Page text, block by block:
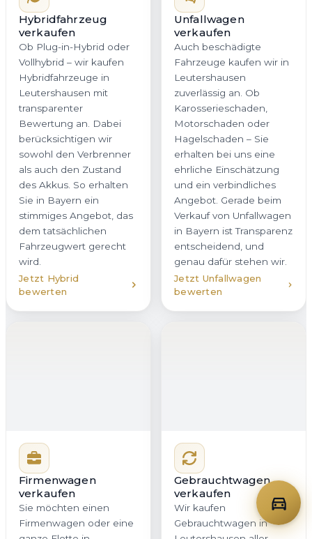
berücksichtigen wir
sowohl den Verbrenner
als auch den Zustand
des Akkus. So erhalten
Sie in Bayern ein
stimmiges Angebot, das
dem tatsächlichen
Fahrzeugwert gerecht
wird.
bewerten
Motorschaden oder
Hagelschaden – Sie
erhalten bei uns eine
ehrliche Einschätzung
und ein verbindliches
Angebot. Gerade beim
Verkauf von Unfallwagen
in Bayern ist Transparenz
entscheidend, und
genau dafür stehen wir.
bewerten
Firmenwagen
zeitsparende Lösung.
Mit klarer
Dokumentation,
schneller
Kommunikation und
planbarer Abholung
bleibt Ihr Betriebsablauf
Gebrauchtwagen
Entscheidend ist eine
faire und
nachvollziehbare
Bewertung. Genau das
erhalten Sie bei
Autoankauf Meister für
Leutershausen und ganz